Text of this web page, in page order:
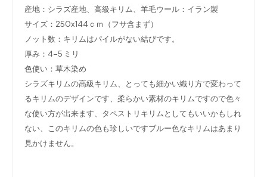
産地：シラズ産地、高級キリム、羊毛ウール：イラン製
サイズ：250x144ｃｍ（フサ含まず）
ノット数：キリムはパイルがない結びです。
厚み：4-5 ミリ
色使い：草木染め
シラズキリムの高級キリム、とっても細かい織り方で変わって
るキリムのデザインです、柔らかい素材のキリムですので色々
な使い方が出来ます、タペストリキリムとしてもいいかもしれ
ない、このキリムの色も珍しいですブルー色なキリムはあまり
見かけません。